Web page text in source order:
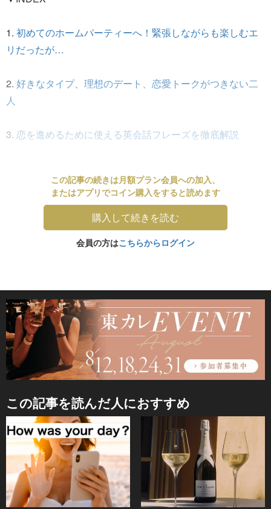
1. 初めてのホームパーティーへ！緊張しながらも楽しむエ
リだったが…
2. 好きなタイプ、理想のデート、恋愛トークがつきない二
人
3. 恋を進めるために使える英会話フレーズを徹底解説
この記事の続きは月額プラン会員への加入、
またはアプリでコイン購入をすると読めます
購入して続きを読む
会員の方はこちらからログイン
この記事を読んだ人におすすめ